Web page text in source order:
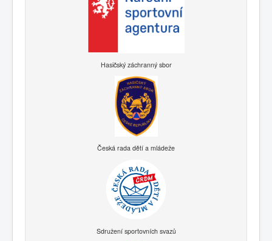
Hasičský záchranný sbor
Česká rada dětí a mládeže
Sdružení sportovních svazů